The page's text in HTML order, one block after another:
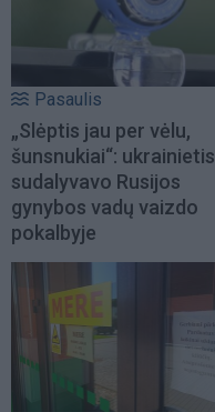
Pasaulis
„Slėptis jau per vėlu,
šunsnukiai“: ukrainietis
sudalyvavo Rusijos
gynybos vadų vaizdo
pokalbyje